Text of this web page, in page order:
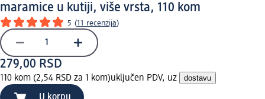
maramice u kutiji, više vrsta, 110 kom
5 (11 recenzija)
279,00 RSD
110 kom (2,54 RSD za 1 kom)uključen PDV, uz dostavu
U korpu